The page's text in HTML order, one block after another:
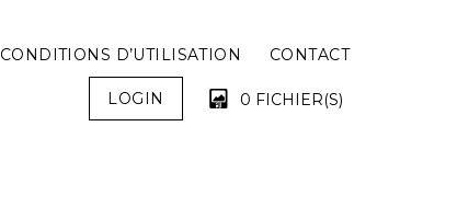
CONDITIONS D’UTILISATION CONTACT
LOGIN 0 FICHIER(S)